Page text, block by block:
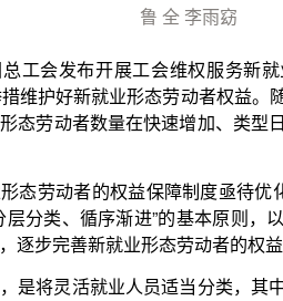
鲁 全 李雨窈
会维权服务新就业形态劳动者专项行
劳动者权益。随着我国新经济形态快
快速增加、类型日益丰富，成为我国劳
保障制度亟待优化和完善。要按照“投
”的基本原则，以劳动休息权、劳动报
态劳动者的权益保障制度体系。
员适当分类，其中符合劳动标准的应直
须切实履行用人单位的责任。对此，应
动收入的依赖性等角度出发，制定更加
对当下的主要灵活就业形态进行明确